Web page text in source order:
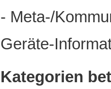
- Meta-/
Geräte-
Kategorien